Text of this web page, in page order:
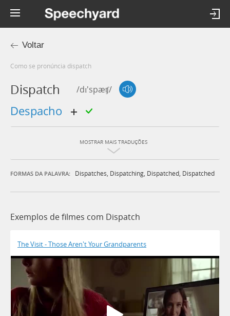
Voltar
Como se pronúncia dispatch
Dispatch /dɪ'spæʧ/
despacho
MOSTRAR MAIS TRADUÇÕES
FORMAS DA PALAVRA: Dispatches, Dispatching, Dispatched, Dispatched
Exemplos de filmes com Dispatch
The Visit - Those Aren't Your Grandparents